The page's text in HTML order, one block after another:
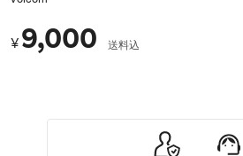
¥ 9,000 送料込